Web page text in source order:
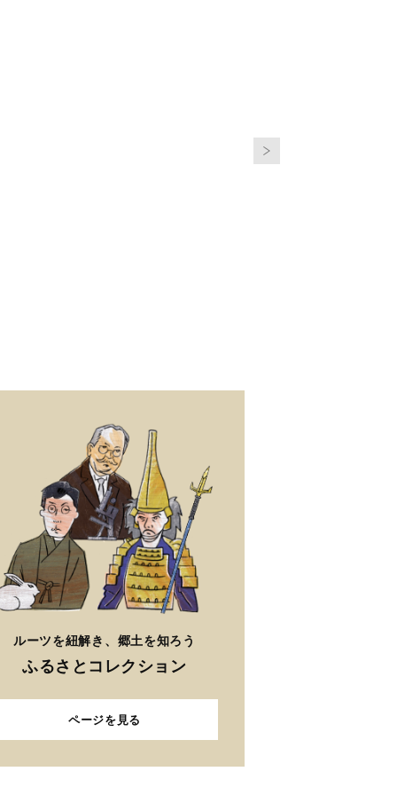
ルーツを紐解き、郷土を知ろう
ふるさとコレクション
ページを見る